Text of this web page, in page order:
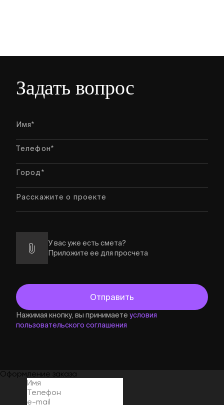
Задать вопрос
У вас уже есть смета?
Приложите ее для просчета
Нажимая кнопку, вы принимаете условия
пользовательского соглашения
Оформление заказа